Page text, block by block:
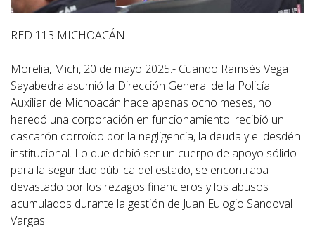
RED 113 MICHOACÁN
Morelia, Mich, 20 de mayo 2025.- Cuando Ramsés Vega
Sayabedra asumió la Dirección General de la Policía
Auxiliar de Michoacán hace apenas ocho meses, no
heredó una corporación en funcionamiento: recibió un
cascarón corroído por la negligencia, la deuda y el desdén
institucional. Lo que debió ser un cuerpo de apoyo sólido
para la seguridad pública del estado, se encontraba
devastado por los rezagos financieros y los abusos
acumulados durante la gestión de Juan Eulogio Sandoval
Vargas.